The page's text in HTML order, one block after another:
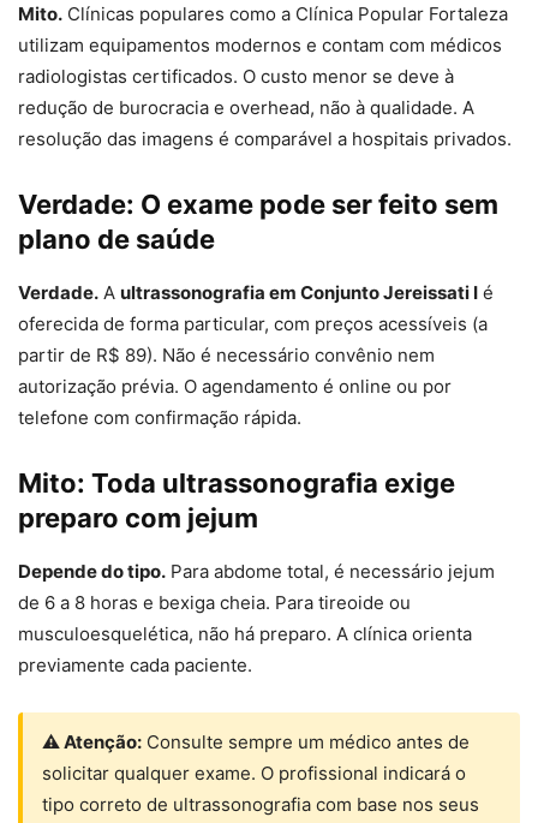
Mito. Clínicas populares como a Clínica Popular Fortaleza
utilizam equipamentos modernos e contam com médicos
radiologistas certificados. O custo menor se deve à
redução de burocracia e overhead, não à qualidade. A
resolução das imagens é comparável a hospitais privados.
Verdade: O exame pode ser feito sem
plano de saúde
Verdade. A ultrassonografia em Conjunto Jereissati I é
oferecida de forma particular, com preços acessíveis (a
partir de R$ 89). Não é necessário convênio nem
autorização prévia. O agendamento é online ou por
telefone com confirmação rápida.
Mito: Toda ultrassonografia exige
preparo com jejum
Depende do tipo. Para abdome total, é necessário jejum
de 6 a 8 horas e bexiga cheia. Para tireoide ou
musculoesquelética, não há preparo. A clínica orienta
previamente cada paciente.
⚠ Atenção: Consulte sempre um médico antes de
solicitar qualquer exame. O profissional indicará o
tipo correto de ultrassonografia com base nos seus